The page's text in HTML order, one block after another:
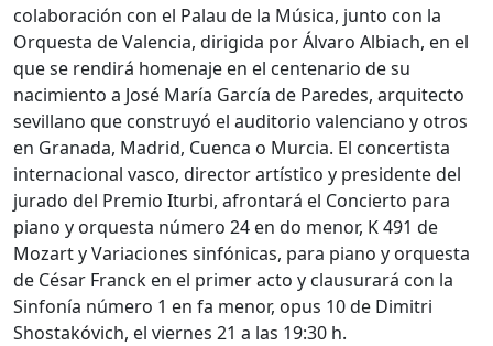
colaboración con el Palau de la Música, junto con la
Orquesta de Valencia, dirigida por Álvaro Albiach, en el
que se rendirá homenaje en el centenario de su
nacimiento a José María García de Paredes, arquitecto
sevillano que construyó el auditorio valenciano y otros
en Granada, Madrid, Cuenca o Murcia. El concertista
internacional vasco, director artístico y presidente del
jurado del Premio Iturbi, afrontará el Concierto para
piano y orquesta número 24 en do menor, K 491 de
Mozart y Variaciones sinfónicas, para piano y orquesta
de César Franck en el primer acto y clausurará con la
Sinfonía número 1 en fa menor, opus 10 de Dimitri
Shostakóvich, el viernes 21 a las 19:30 h.